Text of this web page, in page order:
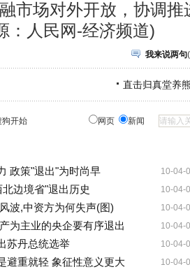
市场对外开放，协调推
：人民网-经济频道)
我来说两句(
直击归真堂养
狗开始 网页 新闻
10-04-
政策"退出"为时尚早
10-04-
边境省"退出历史
10-04-
波,中资方为何失声(图)
10-04-
为主业的央企要有序退出
10-04-
苏丹总统选举
10-04-
避重就轻 象征性意义更大